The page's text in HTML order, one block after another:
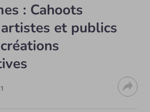
: Cahoots
et publics